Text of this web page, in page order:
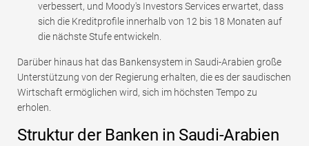
verbessert, und Moody's Investors Services erwartet, dass
sich die Kreditprofile innerhalb von 12 bis 18 Monaten auf
die nächste Stufe entwickeln.
Darüber hinaus hat das Bankensystem in Saudi-Arabien große
Unterstützung von der Regierung erhalten, die es der saudischen
Wirtschaft ermöglichen wird, sich im höchsten Tempo zu
erholen.
Struktur der Banken in Saudi-Arabien